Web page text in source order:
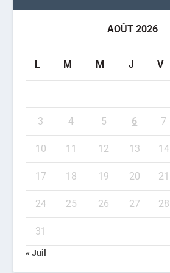
AOÛT 2026
L M M J V
3 4 5 6 7
10 11 12 13 14
17 18 19 20 21
24 25 26 27 28
31
« Juil